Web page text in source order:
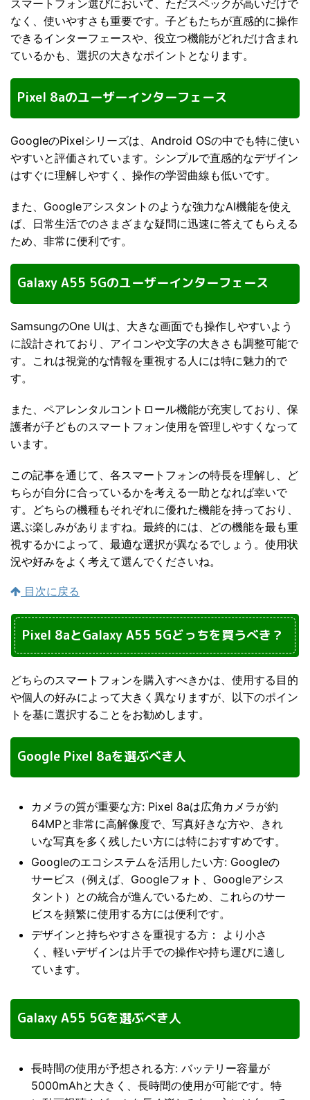
スマートフォン選びにおいて、ただスペックが高いだけで
なく、使いやすさも重要です。子どもたちが直感的に操作
できるインターフェースや、役立つ機能がどれだけ含まれ
ているかも、選択の大きなポイントとなります。
Pixel 8aのユーザーインターフェース
GoogleのPixelシリーズは、Android OSの中でも特に使い
やすいと評価されています。シンプルで直感的なデザイン
はすぐに理解しやすく、操作の学習曲線も低いです。
また、Googleアシスタントのような強力なAI機能を使え
ば、日常生活でのさまざまな疑問に迅速に答えてもらえる
ため、非常に便利です。
Galaxy A55 5Gのユーザーインターフェース
SamsungのOne UIは、大きな画面でも操作しやすいよう
に設計されており、アイコンや文字の大きさも調整可能で
す。これは視覚的な情報を重視する人には特に魅力的で
す。
また、ペアレンタルコントロール機能が充実しており、保
護者が子どものスマートフォン使用を管理しやすくなって
います。
この記事を通じて、各スマートフォンの特長を理解し、ど
ちらが自分に合っているかを考える一助となれば幸いで
す。どちらの機種もそれぞれに優れた機能を持っており、
選ぶ楽しみがありますね。最終的には、どの機能を最も重
視するかによって、最適な選択が異なるでしょう。使用状
況や好みをよく考えて選んでくださいね。
目次に戻る
Pixel 8aとGalaxy A55 5Gどっちを買うべき？
どちらのスマートフォンを購入すべきかは、使用する目的
や個人の好みによって大きく異なりますが、以下のポイン
トを基に選択することをお勧めします。
Google Pixel 8aを選ぶべき人
カメラの質が重要な方: Pixel 8aは広角カメラが約
64MPと非常に高解像度で、写真好きな方や、きれ
いな写真を多く残したい方には特におすすめです。
Googleのエコシステムを活用したい方: Googleの
サービス（例えば、Googleフォト、Googleアシス
タント）との統合が進んでいるため、これらのサー
ビスを頻繁に使用する方には便利です。
デザインと持ちやすさを重視する方： より小さ
く、軽いデザインは片手での操作や持ち運びに適し
ています。
Galaxy A55 5Gを選ぶべき人
長時間の使用が予想される方: バッテリー容量が
5000mAhと大きく、長時間の使用が可能です。特